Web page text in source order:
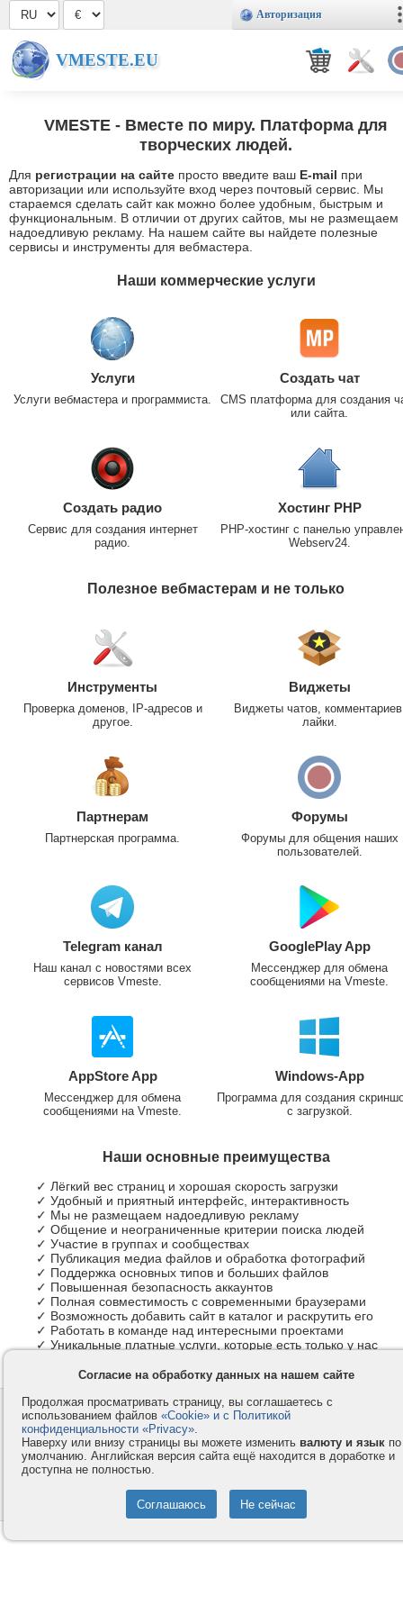
Авторизация
VMESTE.EU
VMESTE - Вместе по миру. Платформа для
творческих людей.
Для регистрации на сайте просто введите ваш E-mail при
авторизации или используйте вход через почтовый сервис. Мы
стараемся сделать сайт как можно более удобным, быстрым и
функциональным. В отличии от других сайтов, мы не размещаем
надоедливую рекламу. На нашем сайте вы найдете полезные
сервисы и инструменты для вебмастера.
Наши коммерческие услуги
Услуги
Услуги вебмастера и программиста.
Создать чат
CMS платформа для создания
или сайта.
Создать радио
Сервис для создания интернет
радио.
Хостинг PHP
PHP-хостинг с панелью
Webserv24.
Полезное вебмастерам и не только
Инструменты
Проверка доменов, IP-адресов и
другое.
Виджеты
Виджеты чатов,
лайки.
Партнерам
Партнерская программа.
Форумы
Форумы для общения наших
пользователей.
Telegram канал
Наш канал с новостями всех
сервисов Vmeste.
GooglePlay App
Мессенджер для обмена
сообщениями на Vmeste.
AppStore App
Мессенджер для обмена
сообщениями на Vmeste.
Windows-App
Программа для создания
с загрузкой.
Наши основные преимущества
✓ Лёгкий вес страниц и хорошая скорость загрузки
✓ Удобный и приятный интерфейс, интерактивность
✓ Мы не размещаем надоедливую рекламу
✓ Общение и неограниченные критерии поиска людей
✓ Участие в группах и сообществах
✓ Публикация медиа файлов и обработка фотографий
✓ Поддержка основных типов и больших файлов
✓ Повышенная безопасность аккаунтов
✓ Полная совместимость с современными браузерами
✓ Возможность добавить сайт в каталог и раскрутить его
✓ Работать в команде над интересными проектами
✓ Уникальные платные услуги, которые есть только у нас
Контакты
Компания
Privacy и Cookie
Услуги
Как оплатить
Помощь
© 2008-2026
- Все права защищены.
Согласие на обработку данных на нашем сайте
Продолжая просматривать страницу, вы соглашаетесь с
использованием файлов «Cookie» и с Политикой
конфиденциальности «Privacy».
Наверху или внизу страницы вы можете изменить валюту и язык по
умолчанию. Английская версия сайта ещё находится в доработке и
доступна не полностью.